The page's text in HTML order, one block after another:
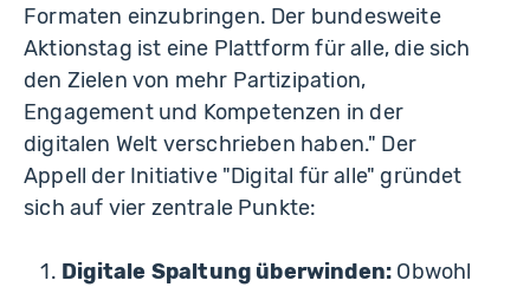
Formaten einzubringen. Der bundesweite
Aktionstag ist eine Plattform für alle, die sich
den Zielen von mehr Partizipation,
Engagement und Kompetenzen in der
digitalen Welt verschrieben haben." Der
Appell der Initiative "Digital für alle" gründet
sich auf vier zentrale Punkte:
Digitale Spaltung überwinden: Obwohl